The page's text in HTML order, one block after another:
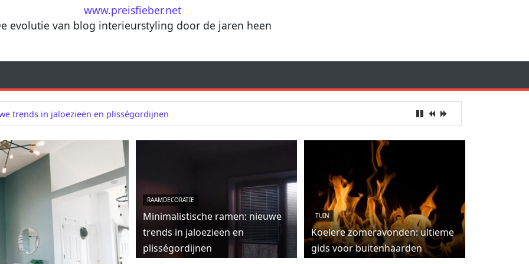
www.preisfieber.net
evolutie van blog interieurstyling door de jaren heen
trends in jaloezieën en plisségordijnen
RAAMDECORATIE
Minimalistische ramen: nieuwe
trends in jaloezieën en
plisségordijnen
TUIN
Koelere zomeravonden: ultieme
gids voor buitenhaarden